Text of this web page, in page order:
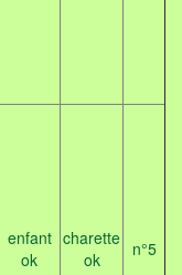
enfant
ok
charette
ok
n°5